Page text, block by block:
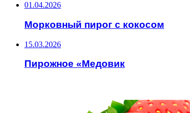
01.04.2026
Морковный пирог с кокосом
15.03.2026
Пирожное «Медовик